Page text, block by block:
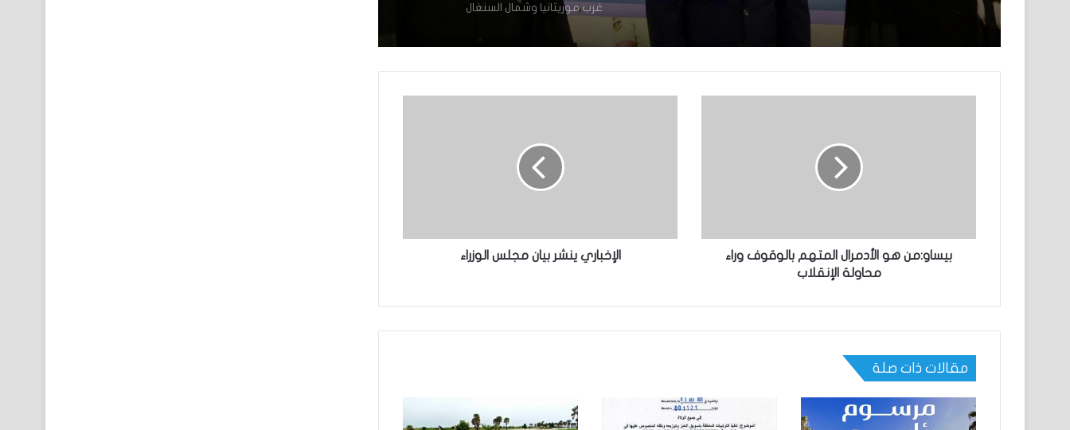
غرب موريتانيا وشمال السنغال
تساقطات مطرية على أربع
ولايات(مقاييس)
مجلس الوزراء يعقد اجتماعه الأسبوعي
تعيين رئيس للمجلس الوطني للتنظيم
بيساو:من هو الأدمرال المتهم بالوقوف وراء
محاولة الإنقلاب
الإخباري ينشر بيان مجلس الوزراء
مقالات ذات صلة